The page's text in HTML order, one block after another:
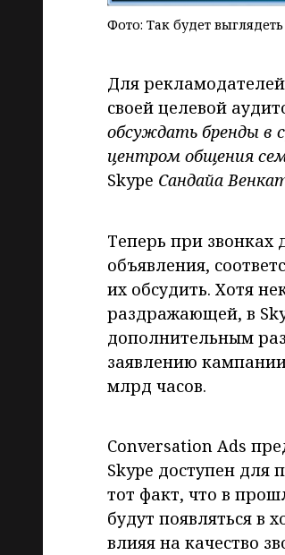
Фото: Так будет
Для
своей целевой
обсуждать бренды в
центром общения
Skype Сандайа
Теперь при звонках
объявления,
их обсудить. Хотя
раздражающей, в
дополнительным
заявлению
млрд часов.
Conversation Ads
Skype доступен для
тот факт, что в
будут появляться в
влияя на качество